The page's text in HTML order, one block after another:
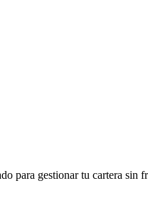
para gestionar tu cartera sin